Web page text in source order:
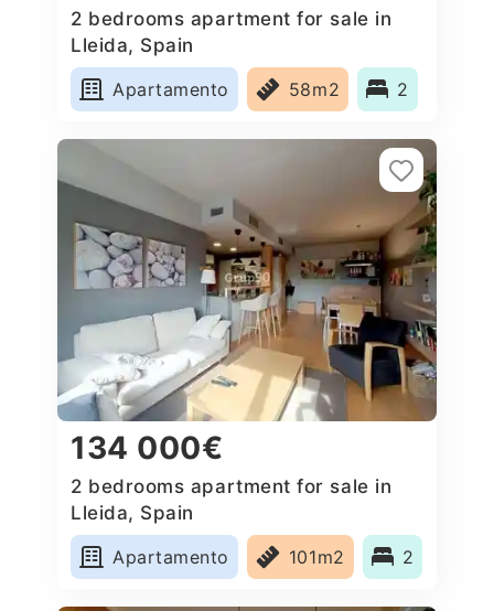
2 bedrooms apartment for sale in
Lleida, Spain
Apartamento
58m2 2
134 000€
2 bedrooms apartment for sale in
Lleida, Spain
Apartamento
101m2 2